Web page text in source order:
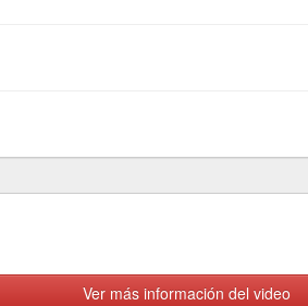
Ver más información del video